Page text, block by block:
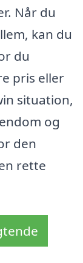
Når du
kan du
du
pris eller
situation,
og
den
rette